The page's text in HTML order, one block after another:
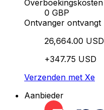
Overboekingskosten
0 GBP
Ontvanger ontvangt
26,664.00 USD
+347.75 USD
Verzenden met Xe
Aanbieder